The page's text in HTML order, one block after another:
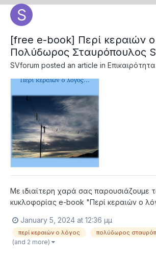
[free e-book] Περί κεραιών
Πολύδωρος Σταυρόπουλος
SVforum posted an article in
Με ιδιαίτερη χαρά σας παρουσιάζουμε
κυκλοφορίας e-book "Περί κεραιών ο
αποτελεί εξαιρετικό σύγγραμμα στα
παλαιό, νέο ή επίδοξο ραδιοερασιτέχνη
ένα μεγάλο μέρος από όσα όλοι πρέπει
January 5, 2024 at 12:36 μμ
περί κεραιών ο λόγος πολύδωρος
(and 2 more)